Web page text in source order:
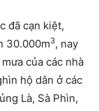
đã cạn kiệt,
30.000m3, nay
của các nhà
hộ dân ở các
Là, Sà Phìn,